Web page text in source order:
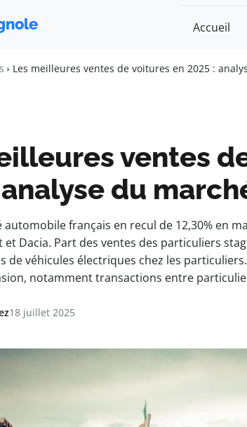
Accueil
Les meilleures ventes de voitures en 2025 :
ventes
du
automobile français en recul de 12,30% en
et Dacia. Part des ventes des particuliers
de véhicules électriques chez les
notamment transactions entre
18 juillet 2025